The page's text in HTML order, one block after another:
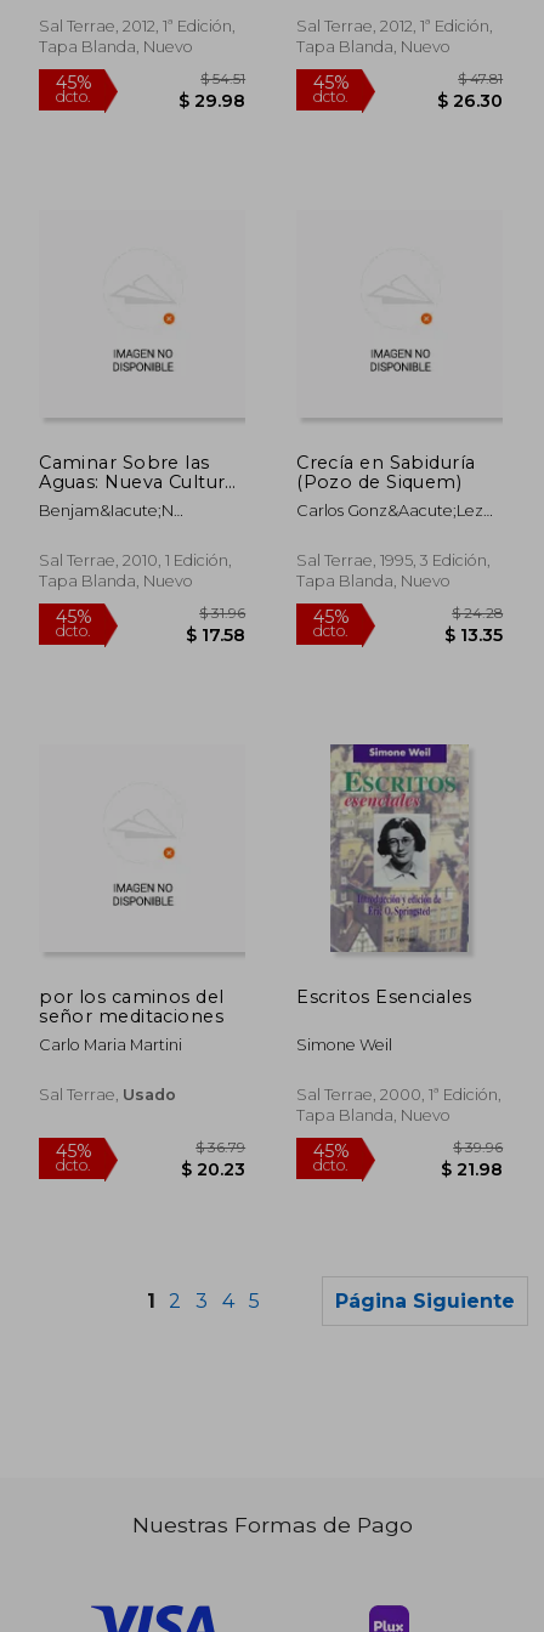
45%
dcto.
45% 45%
Sal Terrae, 2012, 1ª Edición,
Tapa Blanda, Nuevo
$ 54.51
Sal Terrae, 2012, 1ª Edición,
Tapa Blanda, Nuevo
45%
Caminar Sobre las
Aguas: Nueva Cultura,
Mística y Ascética
(Principio y
Benjam&Iacute;N
Sj
Sal Terrae, 2010, 1 Edición,
Tapa Blanda, Nuevo
Crecía en Sabiduría
(Pozo de Siquem)
Carlos Gonz&Aacute;Lez
Sal Terrae, 1995, 3 Edición,
Tapa Blanda, Nuevo
por los caminos del
señor meditaciones
Carlo Maria Martini
Sal Terrae, Usado
Escritos Esenciales
Simone Weil
Sal Terrae, 2000, 1ª Edición,
Tapa Blanda, Nuevo
1 2 3 4 5 Página Siguiente
Nuestras Formas de Pago